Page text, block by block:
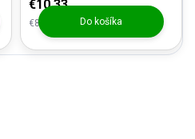
€8,54 bez DPH
€10,33
Do košíka